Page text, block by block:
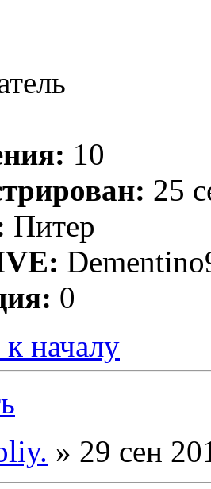
10
25
Питер
0
началу
» 29 сен